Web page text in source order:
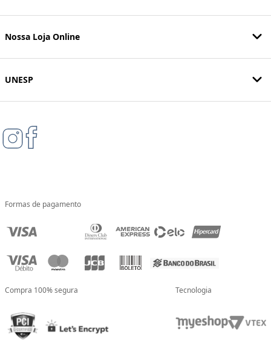
Nossa Loja Online
UNESP
Formas de pagamento
Compra 100% segura Tecnologia